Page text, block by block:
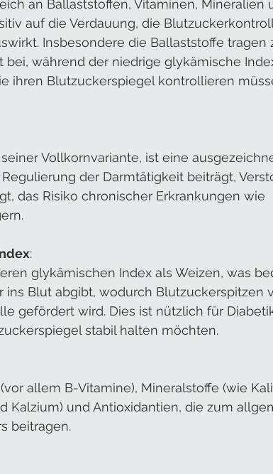
an Ballaststoffen, Vitaminen, Mineralien
auf die Verdauung, die
Insbesondere die Ballaststoffe tragen
bei, während der niedrige glykämische
ihren Blutzuckerspiegel kontrollieren
Vollkornvariante, ist eine
der Darmtätigkeit beiträgt,
das Risiko chronischer Erkrankungen wie
:
glykämischen Index als Weizen, was
ins Blut abgibt, wodurch Blutzuckerspitzen
gefördert wird. Dies ist nützlich für
stabil halten möchten.
allem B-Vitamine), Mineralstoffe (wie
Kalzium) und Antioxidantien, die zum
beitragen.